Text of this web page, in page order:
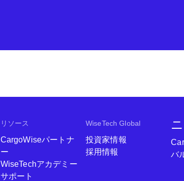
リソース
CargoWiseパートナ
ー
WiseTechアカデミー
サポート
WiseTech Global
投資家情報
採用情報
バ